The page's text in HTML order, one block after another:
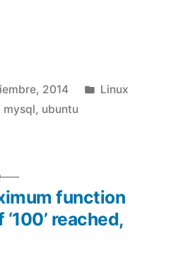
2014
Publicado
Linux
mysql, ubuntu
Entrada
siguiente:function
reached,